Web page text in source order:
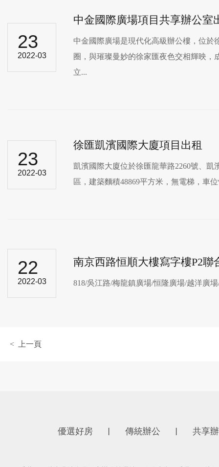
23
2022-03
中金國際廣場項目共享辦公室
中金國際廣場是現代化高級辦公樓，位於
圈，與璀璨曼妙的徐家匯夜色交相輝映
立...
23
2022-03
徐匯凱濱國際大廈項目出租
凱濱國際大廈位於徐匯龍華路2260號、凱
區，建築麵積48869平方米，無電梯，車
22
2022-03
南京西路恒順大樓寫字樓P2聯
818/吳江路/梅龍鎮廣場/恒隆廣場/越洋廣
< 上一頁
優選好房 傳統辦公 共享